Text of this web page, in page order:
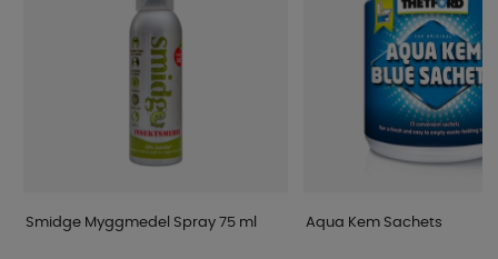
Smidge Myggmedel Spray 75 ml Aqua Kem Sachets